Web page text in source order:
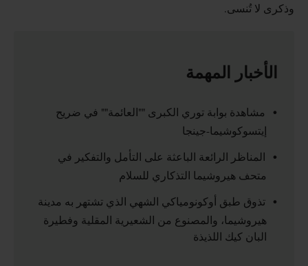
وذكرى لا تُنسى.
الأخبار المهمة
مشاهدة بوابة توري الكبرى ""العائمة"" في ضريح
إيتسوكوشيما-جينجا
المناظر الرائعة الباعثة على التأمل والتفكير في
متحف هيروشيما التذكاري للسلام
تذوق طبق أوكونومياكي الشهي الذي تشتهر به مدينة
هيروشيما، والمصنوع من الشعيرية المقلية وفطيرة
البان كيك اللذيذة